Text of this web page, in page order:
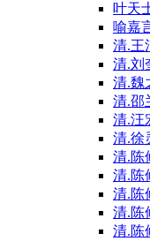
叶天
喻嘉
清.王
清.刘
清.魏
清.邵
清.汪
清.徐
清.陈
清.陈
清.陈
清.陈
清.陈